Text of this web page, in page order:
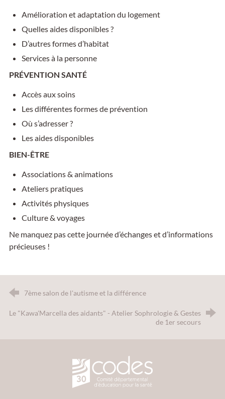
Amélioration et adaptation du logement
Quelles aides disponibles ?
D’autres formes d’habitat
Services à la personne
PRÉVENTION SANTÉ
Accès aux soins
Les différentes formes de prévention
Où s’adresser ?
Les aides disponibles
BIEN-ÊTRE
Associations & animations
Ateliers pratiques
Activités physiques
Culture & voyages
Ne manquez pas cette journée d’échanges et d’informations
précieuses !
7ème salon de l'autisme et la différence
Le "Kawa'Marcella des aidants" - Atelier Sophrologie & Gestes
de 1er secours
CODES 30 - Comité